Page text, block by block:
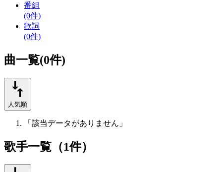
番組
(0件)
歌詞
(0件)
曲一覧(0件)
人気順
「該当データがありません」
歌手一覧（1件）